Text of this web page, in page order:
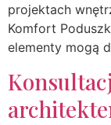
projektach
Komfort
elementy mogą